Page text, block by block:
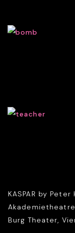
KASPAR by Peter
Akademietheatre
Burg Theater,